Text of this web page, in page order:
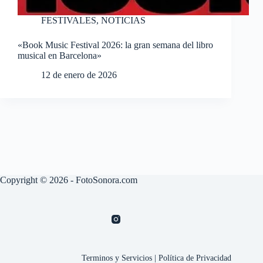
FESTIVALES, NOTICIAS
«Book Music Festival 2026: la gran semana del libro
musical en Barcelona»
12 de enero de 2026
Copyright © 2026 - FotoSonora.com
Terminos y Servicios |Política de Privacidad